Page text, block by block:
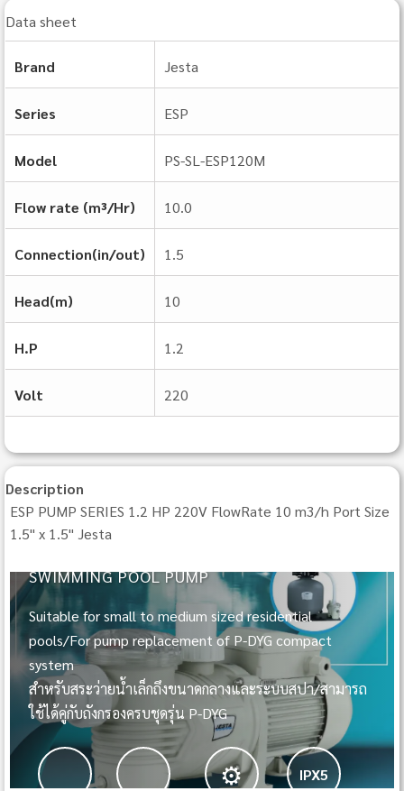
Data sheet
Brand Jesta
Series ESP
Model PS-SL-ESP120M
Flow rate (m³/Hr) 10.0
Connection(in/out) 1.5
Head(m) 10
H.P 1.2
Volt 220
Description
ESP PUMP SERIES 1.2 HP 220V FlowRate 10 m3/h Port Size
1.5" x 1.5" Jesta
ESP PUMP
SWIMMING POOL PUMP
Suitable for small to medium sized residential
pools/For pump replacement of P-DYG compact
system
สำหรับสระว่ายน้ำเล็กถึงขนาดกลางและระบบสปา/สามารถ
ใช้ได้คู่กับถังกรองครบชุดรุ่น P-DYG
⚙️ IPX5